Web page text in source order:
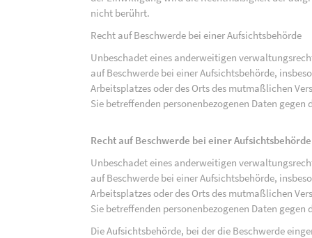
nicht berührt.
Recht auf Beschwerde bei einer Aufsichtsbehörde
Unbeschadet eines anderweitigen
auf Beschwerde bei einer Aufsichtsbehörde,
Arbeitsplatzes oder des Orts des mutmaßlichen
Sie betreffenden personenbezogenen Daten gegen
Recht auf Beschwerde bei einer Aufsichtsbehörde
Unbeschadet eines anderweitigen
auf Beschwerde bei einer Aufsichtsbehörde,
Arbeitsplatzes oder des Orts des mutmaßlichen
Sie betreffenden personenbezogenen Daten gegen
Die Aufsichtsbehörde, bei der die Beschwerde